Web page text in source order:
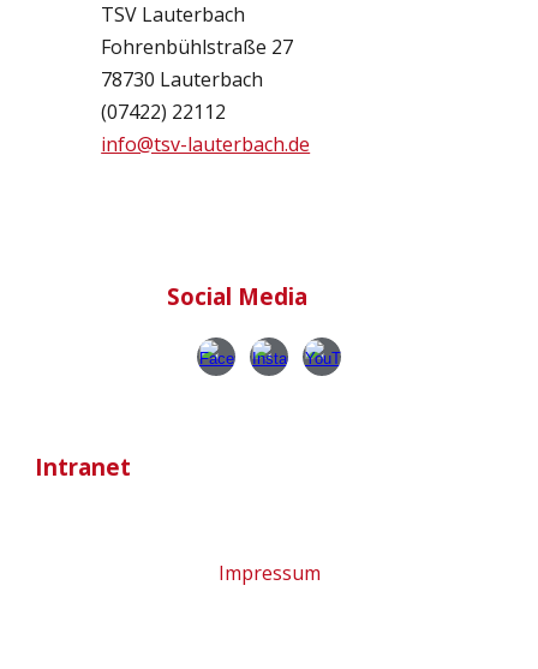
TSV Lauterbach
Fohrenbühlstraße 27
78730 Lauterbach
(07422) 22112
info@tsv-lauterbach.de
Social Media
Intranet
Impressum